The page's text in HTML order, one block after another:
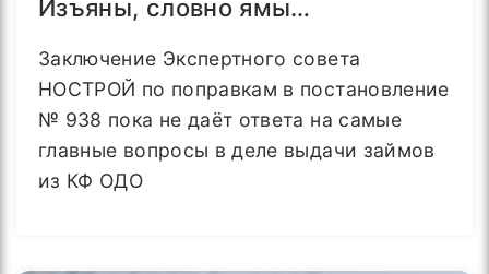
Изъяны, словно ямы…
Заключение Экспертного совета
НОСТРОЙ по поправкам в постановление
№ 938 пока не даёт ответа на самые
главные вопросы в деле выдачи займов
из КФ ОДО